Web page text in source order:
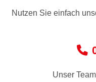
Nutzen Sie einfach
Unser